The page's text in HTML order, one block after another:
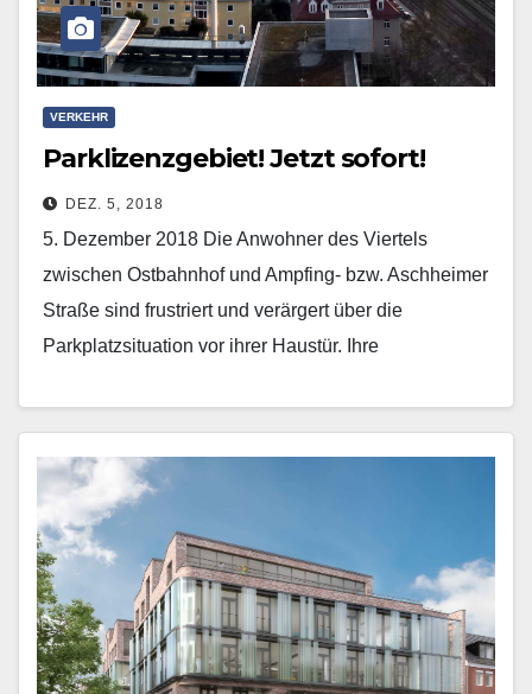
VERKEHR
Parklizenzgebiet! Jetzt sofort!
DEZ. 5, 2018
5. Dezember 2018 Die Anwohner des Viertels
zwischen Ostbahnhof und Ampfing- bzw. Aschheimer
Straße sind frustriert und verärgert über die
Parkplatzsituation vor ihrer Haustür. Ihre
Mehr erfahren